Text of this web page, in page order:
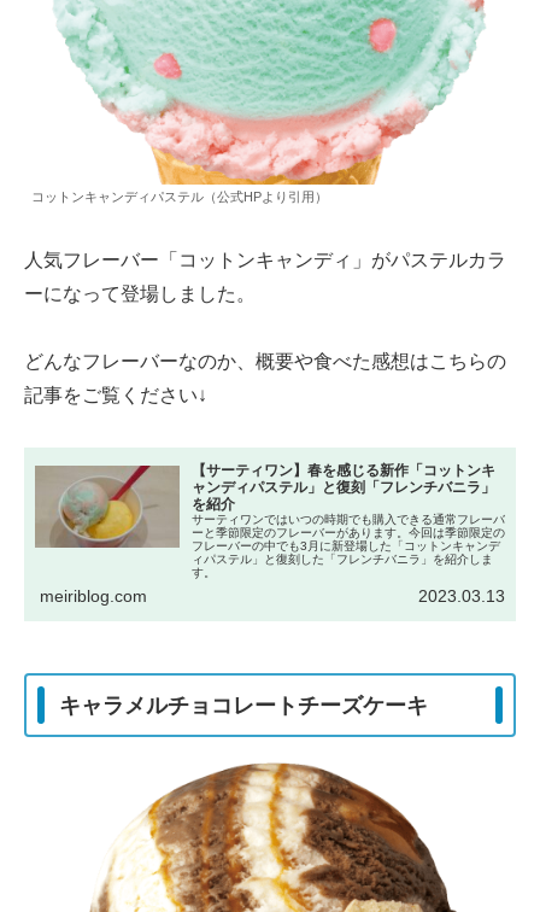
コットンキャンディパステル（公式HPより引用）
人気フレーバー「コットンキャンディ」がパステルカラ
ーになって登場しました。
どんなフレーバーなのか、概要や食べた感想はこちらの
記事をご覧ください↓
【サーティワン】春を感じる新作「コットンキ
ャンディパステル」と復刻「フレンチバニラ」
を紹介
サーティワンではいつの時期でも購入できる通常フレーバ
ーと季節限定のフレーバーがあります。今回は季節限定の
フレーバーの中でも3月に新登場した「コットンキャンデ
ィパステル」と復刻した「フレンチバニラ」を紹介しま
す。
meiriblog.com 2023.03.13
キャラメルチョコレートチーズケーキ